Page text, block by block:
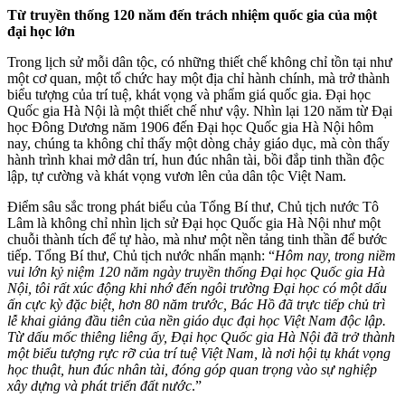
Từ truyền thống 120 năm đến trách nhiệm quốc gia của một
đại học lớn
Trong lịch sử mỗi dân tộc, có những thiết chế không chỉ tồn tại như
một cơ quan, một tổ chức hay một địa chỉ hành chính, mà trở thành
biểu tượng của trí tuệ, khát vọng và phẩm giá quốc gia. Đại học
Quốc gia Hà Nội là một thiết chế như vậy. Nhìn lại 120 năm từ Đại
học Đông Dương năm 1906 đến Đại học Quốc gia Hà Nội hôm
nay, chúng ta không chỉ thấy một dòng chảy giáo dục, mà còn thấy
hành trình khai mở dân trí, hun đúc nhân tài, bồi đắp tinh thần độc
lập, tự cường và khát vọng vươn lên của dân tộc Việt Nam.
Điểm sâu sắc trong phát biểu của Tổng Bí thư, Chủ tịch nước Tô
Lâm là không chỉ nhìn lịch sử Đại học Quốc gia Hà Nội như một
chuỗi thành tích để tự hào, mà như một nền tảng tinh thần để bước
tiếp. Tổng Bí thư, Chủ tịch nước nhấn mạnh: “Hôm nay, trong niềm
vui lớn kỷ niệm 120 năm ngày truyền thống Đại học Quốc gia Hà
Nội, tôi rất xúc động khi nhớ đến ngôi trường Đại học có một dấu
ấn cực kỳ đặc biệt, hơn 80 năm trước, Bác Hồ đã trực tiếp chủ trì
lễ khai giảng đầu tiên của nền giáo dục đại học Việt Nam độc lập.
Từ dấu mốc thiêng liêng ấy, Đại học Quốc gia Hà Nội đã trở thành
một biểu tượng rực rỡ của trí tuệ Việt Nam, là nơi hội tụ khát vọng
học thuật, hun đúc nhân tài, đóng góp quan trọng vào sự nghiệp
xây dựng và phát triển đất nước.”